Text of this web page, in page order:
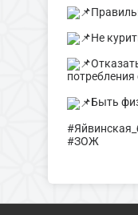
Не
Быть
#ЗОЖ